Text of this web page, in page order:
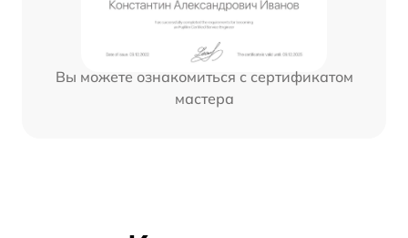
Вы можете ознакомиться с сертификатом
мастера